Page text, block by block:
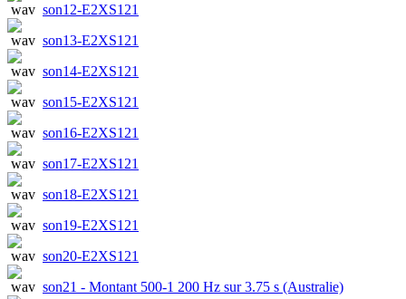
son12-E2XS121
son13-E2XS121
son14-E2XS121
son15-E2XS121
son16-E2XS121
son17-E2XS121
son18-E2XS121
son19-E2XS121
son20-E2XS121
son21 - Montant 500-1 200 Hz sur 3.75 s (Australie)